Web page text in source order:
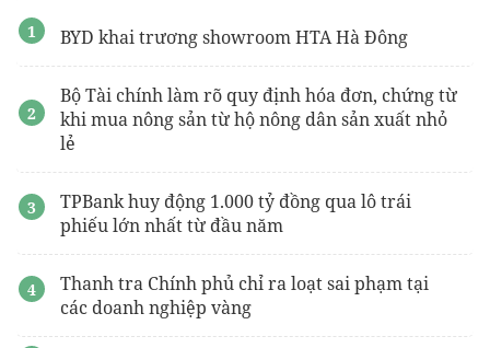
BYD khai trương showroom HTA Hà Đông
Bộ Tài chính làm rõ quy định hóa đơn, chứng từ
khi mua nông sản từ hộ nông dân sản xuất nhỏ
lẻ
TPBank huy động 1.000 tỷ đồng qua lô trái
phiếu lớn nhất từ đầu năm
Thanh tra Chính phủ chỉ ra loạt sai phạm tại
các doanh nghiệp vàng